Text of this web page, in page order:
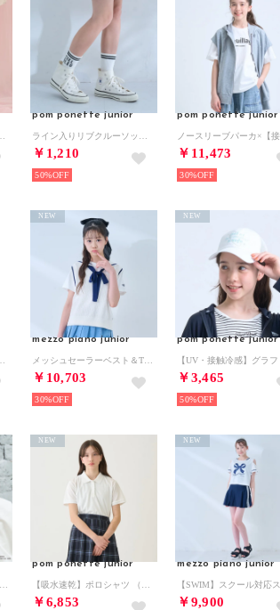
pom ponette junior
￥1,210
50%
pom ponette junior
￥11,473
30%
mezzo piano junior
￥10,703
NEW
30%
pom ponette junior
￥3,465
NEW
50%
pom ponette junior
￥6,853
NEW
mezzo piano junior
￥9,900
NEW